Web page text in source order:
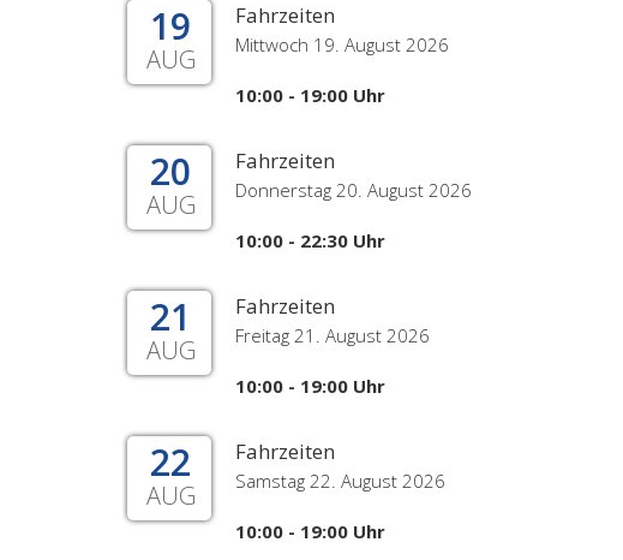
19
AUG
Fahrzeiten
Mittwoch 19. August 2026
10:00 - 19:00 Uhr
20
AUG
Fahrzeiten
Donnerstag 20. August 2026
10:00 - 22:30 Uhr
21
AUG
Fahrzeiten
Freitag 21. August 2026
10:00 - 19:00 Uhr
22
AUG
Fahrzeiten
Samstag 22. August 2026
10:00 - 19:00 Uhr